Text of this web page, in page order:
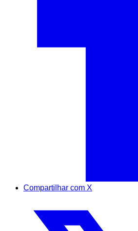
Compartilhar com X